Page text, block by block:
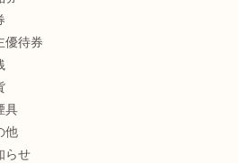
優待券
具
他
らせ